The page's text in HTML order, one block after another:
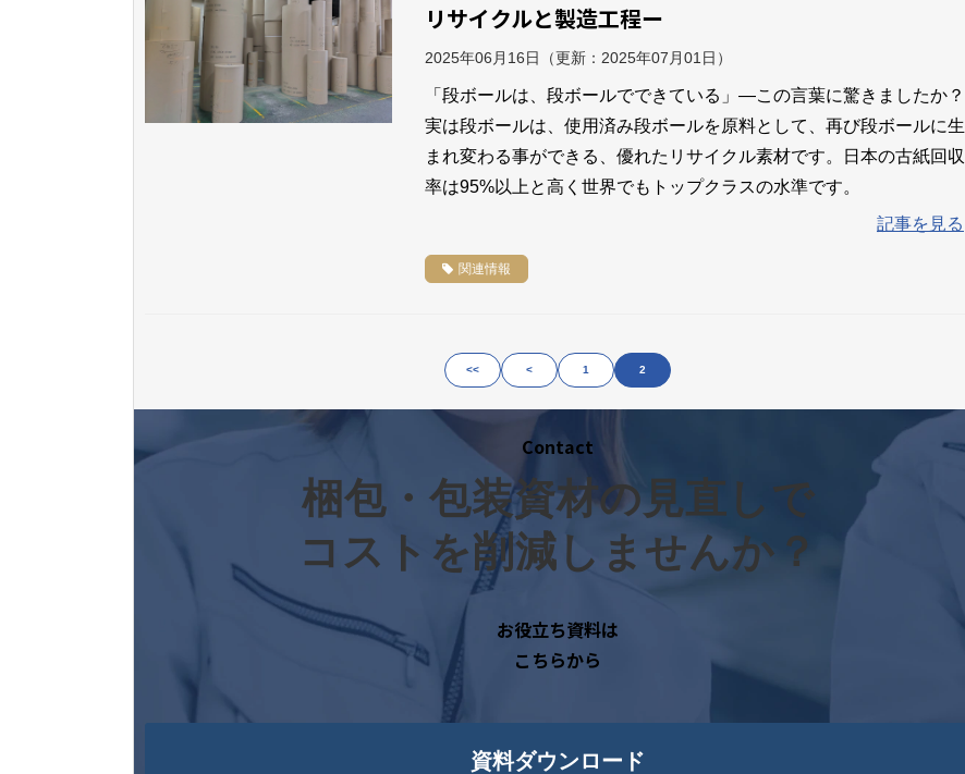
リサイクルと製造工程ー
2025年06月16日 （更新： 2025年07月01日 ）
「段ボールは、段ボールでできている」—この言葉に驚きましたか？
実は段ボールは、使用済み段ボールを原料として、再び段ボールに生
まれ変わる事ができる、優れたリサイクル素材です。日本の古紙回収
率は95%以上と高く世界でもトップクラスの水準です。
記事を見る
関連情報
<< < 1 2
Contact
梱包・包装資材の見直しで
コストを削減しませんか？
お役立ち資料は
こちらから
資料ダウンロード